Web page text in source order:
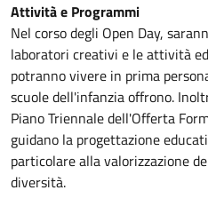
Attività e Programmi
Nel corso degli Open Day,
laboratori creativi e le attività
potranno vivere in prima
scuole dell'infanzia offrono.
Piano Triennale dell'Offerta
guidano la progettazione
particolare alla valorizzazione
diversità.